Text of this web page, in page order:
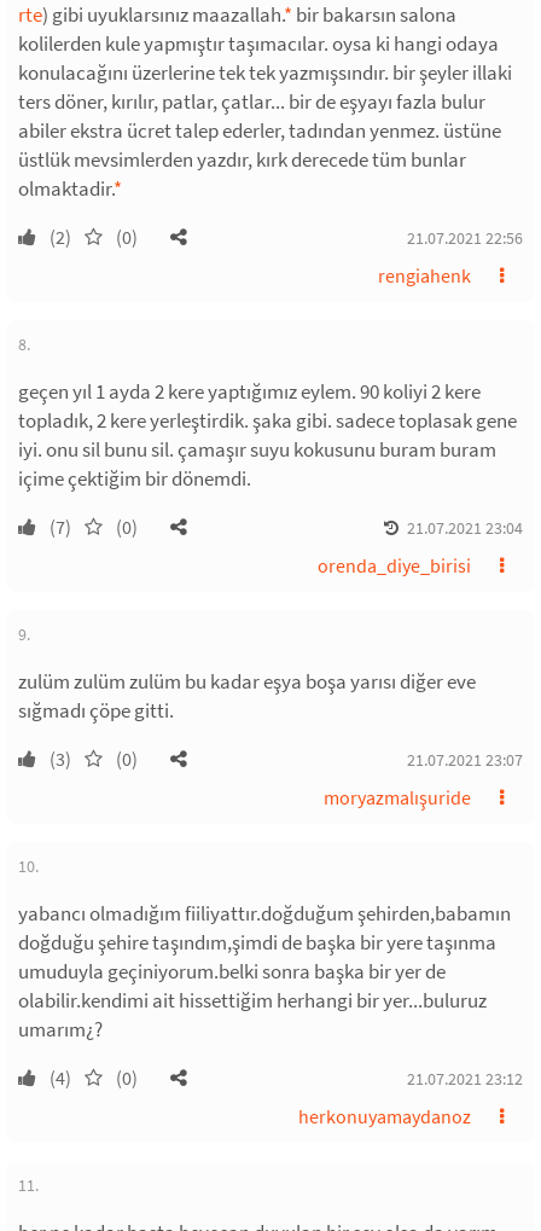
rte) gibi uyuklarsınız maazallah.* bir bakarsın salona
kolilerden kule yapmıştır taşımacılar. oysa ki hangi odaya
konulacağını üzerlerine tek tek yazmışsındır. bir şeyler illaki
ters döner, kırılır, patlar, çatlar... bir de eşyayı fazla bulur
abiler ekstra ücret talep ederler, tadından yenmez. üstüne
üstlük mevsimlerden yazdır, kırk derecede tüm bunlar
olmaktadir.*
(2) (0) 21.07.2021 22:56
rengiahenk
8.
geçen yıl 1 ayda 2 kere yaptığımız eylem. 90 koliyi 2 kere
topladık, 2 kere yerleştirdik. şaka gibi. sadece toplasak gene
iyi. onu sil bunu sil. çamaşır suyu kokusunu buram buram
içime çektiğim bir dönemdi.
(7) (0) 21.07.2021 23:04
orenda_diye_birisi
9.
zulüm zulüm zulüm bu kadar eşya boşa yarısı diğer eve
sığmadı çöpe gitti.
(3) (0) 21.07.2021 23:07
moryazmalışuride
10.
yabancı olmadığım fiiliyattır.doğduğum şehirden,babamın
doğduğu şehire taşındım,şimdi de başka bir yere taşınma
umuduyla geçiniyorum.belki sonra başka bir yer de
olabilir.kendimi ait hissettiğim herhangi bir yer...buluruz
umarım¿?
(4) (0) 21.07.2021 23:12
herkonuyamaydanoz
11.